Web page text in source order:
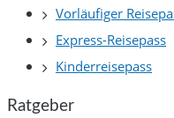
Vorläufiger
Express-Reisepass
Kinderreisepass
Ratgeber